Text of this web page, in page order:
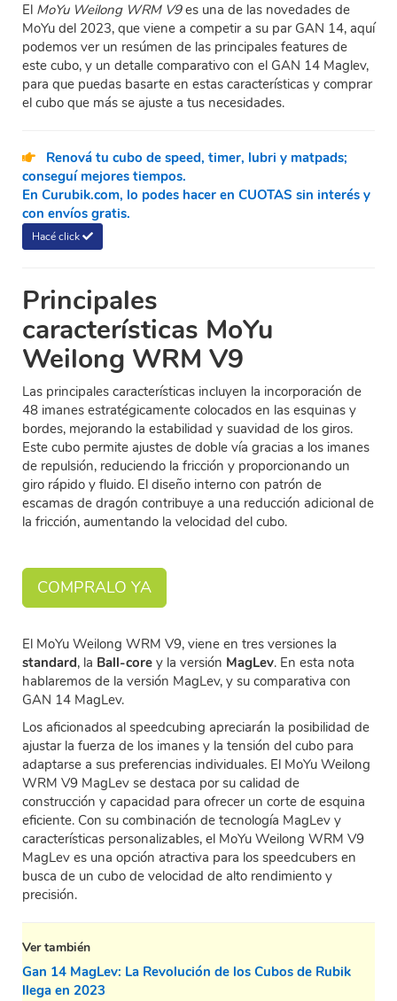
El MoYu Weilong WRM V9es una de las novedades de
MoYu del 2023, que viene a competir a su par GAN 14, aquí
podemos ver un resúmen de las principales features de
este cubo, y un detalle comparativo con el GAN 14 Maglev,
para que puedas basarte en estas características y comprar
el cubo que más se ajuste a tus necesidades.
Renová tu cubo de speed, timer, lubri y matpads;
conseguí mejores tiempos.
En Curubik.com, lo podes hacer en CUOTAS sin interés y
con envíos gratis.
Hacé click
Principales
características MoYu
Weilong WRM V9
Las principales características incluyen la incorporación de
48 imanes estratégicamente colocados en las esquinas y
bordes, mejorando la estabilidad y suavidad de los giros.
Este cubo permite ajustes de doble vía gracias a los imanes
de repulsión, reduciendo la fricción y proporcionando un
giro rápido y fluido. El diseño interno con patrón de
escamas de dragón contribuye a una reducción adicional de
la fricción, aumentando la velocidad del cubo.
COMPRALO YA
El MoYu Weilong WRM V9, viene en tres versiones la
standard, la Ball-core y la versión MagLev. En esta nota
hablaremos de la versión MagLev, y su comparativa con
GAN 14 MagLev.
Los aficionados al speedcubing apreciarán la posibilidad de
ajustar la fuerza de los imanes y la tensión del cubo para
adaptarse a sus preferencias individuales. El MoYu Weilong
WRM V9 MagLev se destaca por su calidad de
construcción y capacidad para ofrecer un corte de esquina
eficiente. Con su combinación de tecnología MagLev y
características personalizables, el MoYu Weilong WRM V9
MagLev es una opción atractiva para los speedcubers en
busca de un cubo de velocidad de alto rendimiento y
precisión.
Ver también
Gan 14 MagLev: La Revolución de los Cubos de Rubik
llega en 2023